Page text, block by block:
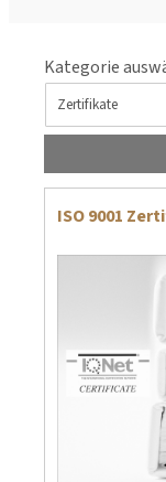
Kategorie
ISO 9001